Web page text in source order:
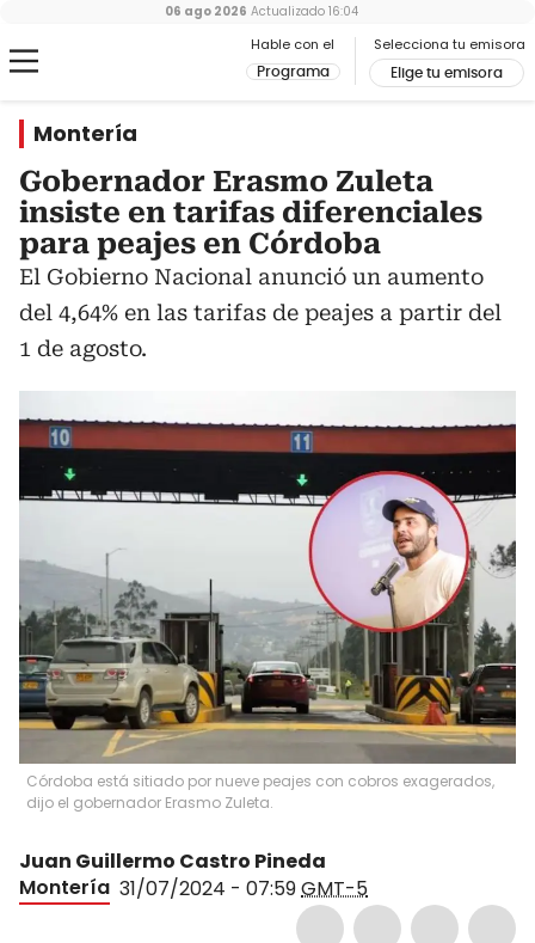
Hable con el
Programa
Selecciona tu emisora
Elige tu emisora
06 ago 2026 Actualizado 16:04
Montería
Gobernador Erasmo Zuleta
insiste en tarifas diferenciales
para peajes en Córdoba
El Gobierno Nacional anunció un aumento
del 4,64% en las tarifas de peajes a partir del
1 de agosto.
Córdoba está sitiado por nueve peajes con cobros exagerados,
dijo el gobernador Erasmo Zuleta.
Juan Guillermo Castro Pineda
Montería 31/07/2024 - 07:59GMT-5